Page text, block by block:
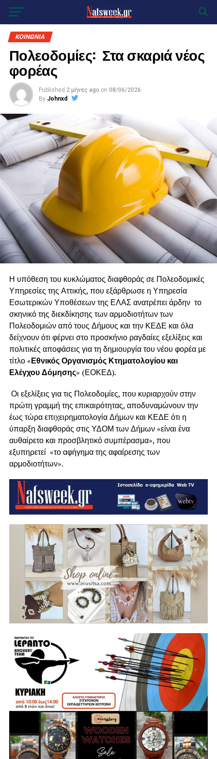
ΚΟΙΝΩΝΙΑ
Πολεοδομίες: Στα σκαριά νέος
φορέας
Published 2 μήνες ago on 08/06/2026
By Johnxd
Η υπόθεση του κυκλώματος διαφθοράς σε Πολεοδομικές
Υπηρεσίες της Αττικής, που εξάρθρωσε η Υπηρεσία
Εσωτερικών Υποθέσεων της ΕΛΑΣ ανατρέπει άρδην το
σκηνικό της διεκδίκησης των αρμοδιοτήτων των
Πολεοδομιών από τους Δήμους και την ΚΕΔΕ και όλα
δείχνουν ότι φέρνει στο προσκήνιο ραγδαίες εξελίξεις και
πολιτικές αποφάσεις για τη δημιουργία του νέου φορέα με
τίτλο «Εθνικός Οργανισμός Κτηματολογίου και
Ελέγχου Δόμησης» (ΕΟΚΕΔ).
Οι εξελίξεις για τις Πολεοδομίες, που κυριαρχούν στην
πρώτη γραμμή της επικαιρότητας, αποδυναμώνουν την
έως τώρα επιχειρηματολογία Δήμων και ΚΕΔΕ ότι η
ύπαρξη διαφθοράς στις ΥΔΟΜ των Δήμων «είναι ένα
αυθαίρετο και προσβλητικό συμπέρασμα», που
εξυπηρετεί «το αφήγημα της αφαίρεσης των
αρμοδιοτήτων».